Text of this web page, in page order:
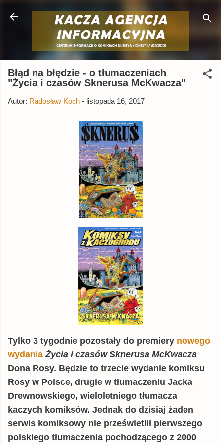
Przejdź do głównej zawartości
Błąd na błędzie - o tłumaczeniach
"Życia i czasów Sknerusa McKwacza"
Autor: Radosław Koch - listopada 16, 2017
Tylko 3 tygodnie pozostały do premiery nowego
wydaniaŻycia i czasów Sknerusa McKwacza
Dona Rosy. Będzie to trzecie wydanie komiksu
Rosy w Polsce, drugie w tłumaczeniu Jacka
Drewnowskiego, wieloletniego tłumacza
kaczych komiksów. Jednak do dzisiaj żaden
serwis komiksowy nie prześwietlił pierwszego
polskiego tłumaczenia pochodzącego z 2000